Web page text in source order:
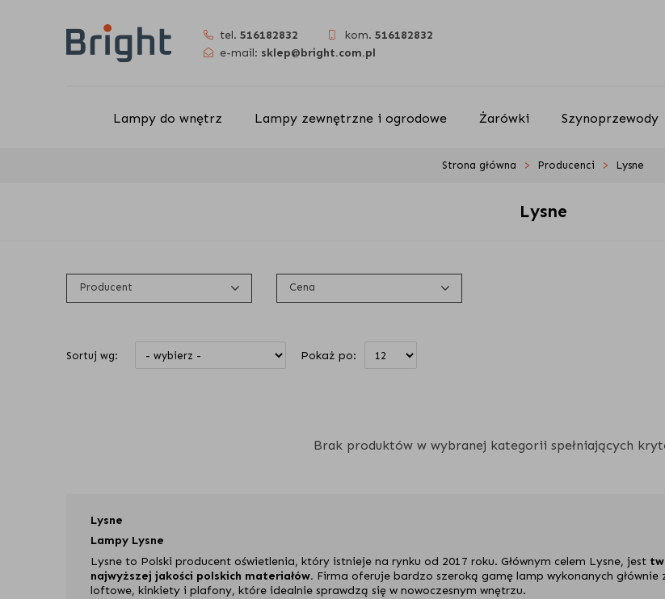
tel. 516182832 kom. 516182832
e-mail: sklep@bright.com.pl
Lampy do wnętrz Lampy zewnętrzne i ogrodowe Żarówki Szynoprzewody
Strona główna Producenci Lysne
Lysne
Producent Cena
Sortuj wg: Pokaż po:
Brak produktów w wybranej kategorii spełniających
Lysne
Lampy Lysne
Lysne to Polski producent oświetlenia, który istnieje na rynku od 2017 roku. Głównym celem Lysne, jest
najwyższej jakości polskich materiałów. Firma oferuje bardzo szeroką gamę lamp wykonanych
loftowe, kinkiety i plafony, które idealnie sprawdzą się w nowoczesnym wnętrzu.